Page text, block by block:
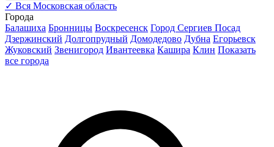
✓ Вся Московская область
Города
Балашиха Бронницы Воскресенск Город Сергиев Посад
Дзержинский Долгопрудный Домодедово Дубна Егорьевск
Жуковский Звенигород Ивантеевка Кашира Клин Показать
все города